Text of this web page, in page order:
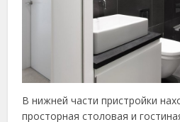
В нижней части пристройки
просторная столовая и